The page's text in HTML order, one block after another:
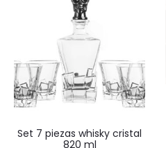
set 7 piezas whisky cristal
820 ml